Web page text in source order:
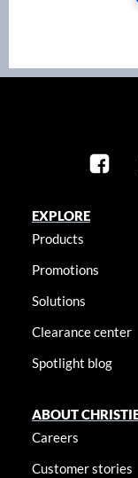
EXPLORE
Products
Promotions
Solutions
Clearance center
Spotlight blog
ABOUT
Careers
Customer stories